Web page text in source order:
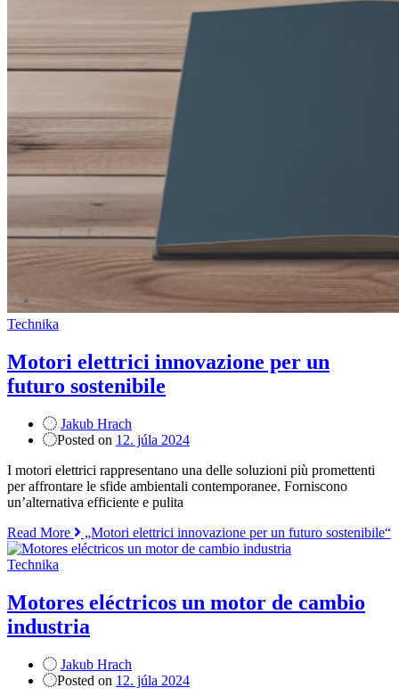
Technika
Motori elettrici innovazione per un
futuro sostenibile
Jakub Hrach
Posted on 12. júla 2024
I motori elettrici rappresentano una delle soluzioni più promettenti
per affrontare le sfide ambientali contemporanee. Forniscono
un’alternativa efficiente e pulita
Read More
„Motori elettrici innovazione per un futuro sostenibile“
Technika
Motores eléctricos un motor de cambio
industria
Jakub Hrach
Posted on 12. júla 2024